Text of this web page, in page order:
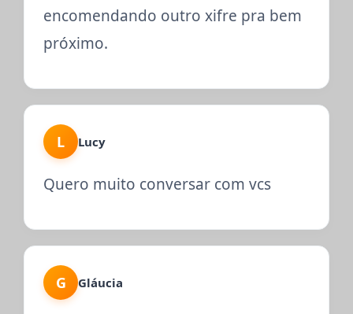
encomendando outro xifre pra bem
próximo.
L Lucy
Quero muito conversar com vcs
G Gláucia